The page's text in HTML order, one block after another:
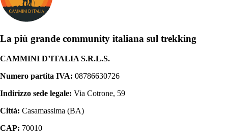
La più grande community italiana sul trekking
CAMMINI D’ITALIA S.R.L.S.
Numero partita IVA: 08786630726
Indirizzo sede legale: Via Cotrone, 59
Città: Casamassima (BA)
CAP: 70010